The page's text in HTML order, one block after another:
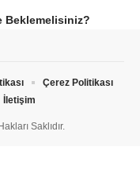
Beklemelisiniz?
Saklıdır.
Çerez Politikası
İletişim